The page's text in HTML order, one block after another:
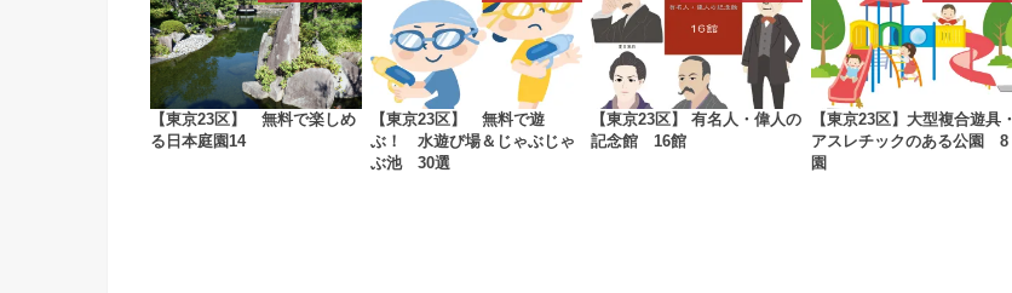
【東京23区】 無料で楽しめ
る日本庭園14
【東京23区】 無料で遊
ぶ！ 水遊び場＆じゃぶじゃ
ぶ池 30選
【東京23区】 有名人・偉人の
記念館 16館
【東京23区】大型複合遊具・
アスレチックのある公園 8
園